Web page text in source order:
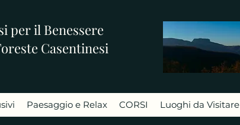
per il Benessere
Casentinesi
Paesaggio e Relax CORSI Luoghi da Visitare